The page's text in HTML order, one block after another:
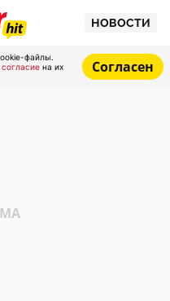
НОВОСТИ
файлы.
согласие на их
Согласен